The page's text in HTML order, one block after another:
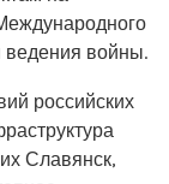
ведения войны.
российских
Славянск,